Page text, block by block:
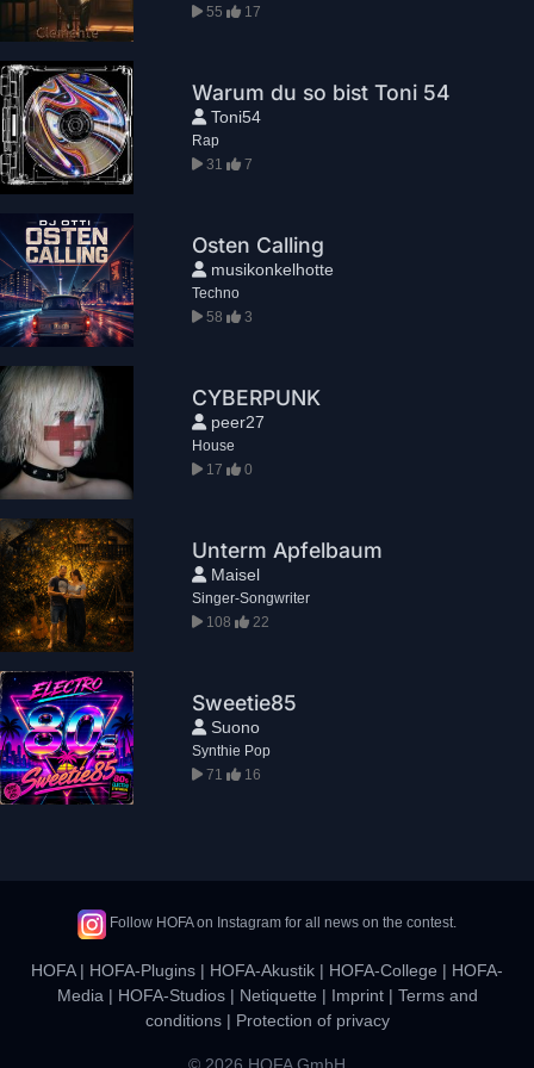
55
17
Warum du so bist Toni 54
Toni54
Rap
31
7
Osten Calling
musikonkelhotte
Techno
58
3
CYBERPUNK
peer27
House
17
0
Unterm Apfelbaum
Maisel
Singer-Songwriter
108
22
Sweetie85
Suono
Synthie Pop
71
16
Follow HOFA on Instagram for all news on the contest.
HOFA| HOFA-Plugins | HOFA-Akustik | HOFA-College | HOFA-
Media | HOFA-Studios| Netiquette | Imprint| Terms and
conditions| Protection of privacy
© 2026 HOFA GmbH